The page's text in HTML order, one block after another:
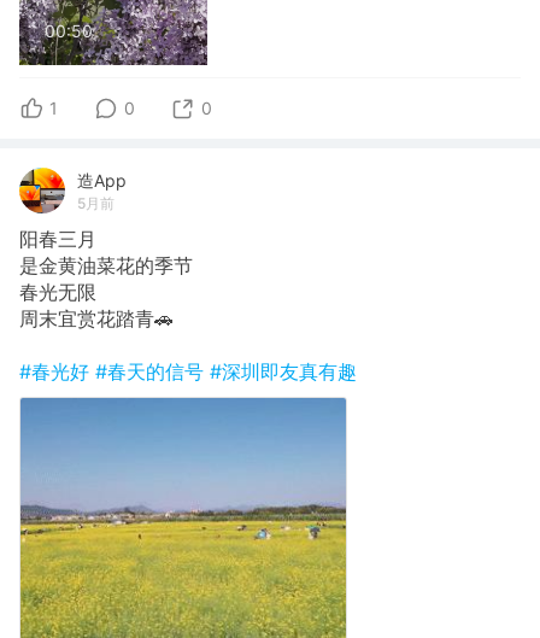
00:50
1 0 0
造App
5月前
阳春三月
是金黄油菜花的季节
春光无限
周末宜赏花踏青🚗
#春光好 #春天的信号 #深圳即友真有趣